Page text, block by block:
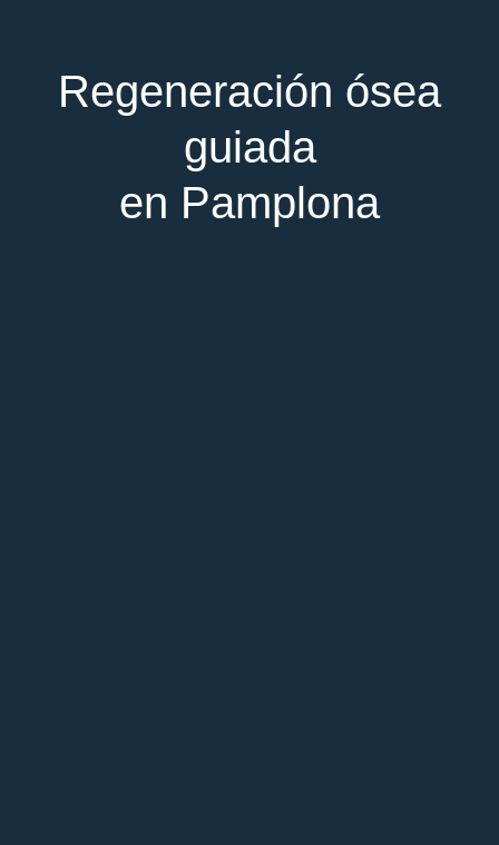
Regeneración ósea
guiada
en Pamplona